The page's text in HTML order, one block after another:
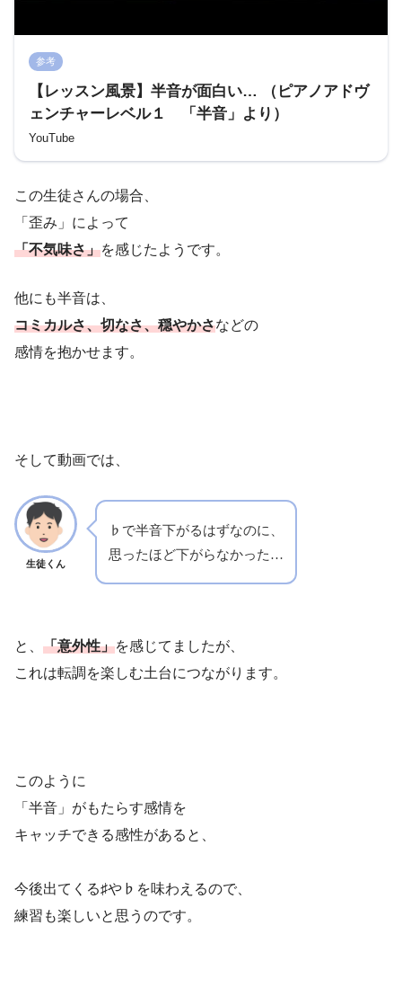
参考
【レッスン風景】半音が面白い… （ピアノアドヴ
ェンチャーレベル１ 「半音」より）
YouTube
この生徒さんの場合、
「歪み」によって
「不気味さ」を感じたようです。
他にも半音は、
コミカルさ、切なさ、穏やかさなどの
感情を抱かせます。
そして動画では、
生徒くん
♭で半音下がるはずなのに、
思ったほど下がらなかった…
と、 「意外性」を感じてましたが、
これは転調を楽しむ土台につながります。
このように
「半音」がもたらす感情を
キャッチできる感性があると、
今後出てくる♯や♭を味わえるので、
練習も楽しいと思うのです。